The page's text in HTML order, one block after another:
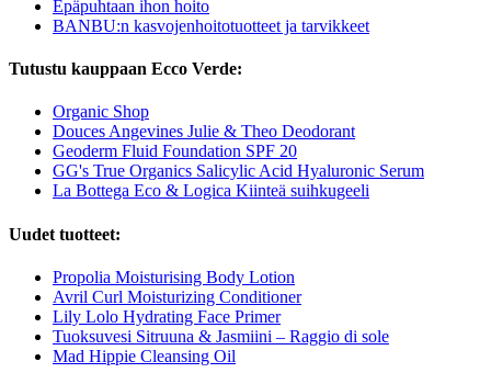
Epäpuhtaan ihon hoito
BANBU:n kasvojenhoitotuotteet ja tarvikkeet
Tutustu kauppaan Ecco Verde:
Organic Shop
Douces Angevines Julie & Theo Deodorant
Geoderm Fluid Foundation SPF 20
GG's True Organics Salicylic Acid Hyaluronic Serum
La Bottega Eco & Logica Kiinteä suihkugeeli
Uudet tuotteet:
Propolia Moisturising Body Lotion
Avril Curl Moisturizing Conditioner
Lily Lolo Hydrating Face Primer
Tuoksuvesi Sitruuna & Jasmiini – Raggio di sole
Mad Hippie Cleansing Oil